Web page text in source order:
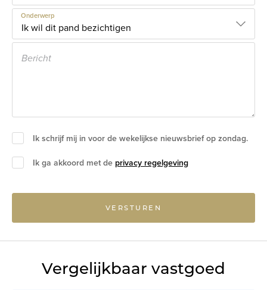
Onderwerp
Ik schrijf mij in voor de wekelijkse nieuwsbrief op zondag.
Ik ga akkoord met de privacy regelgeving
VERSTUREN
Vergelijkbaar vastgoed